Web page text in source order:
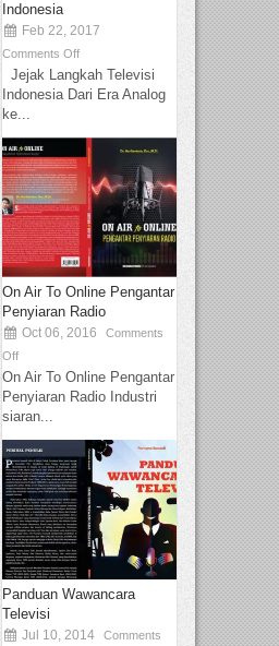
Indonesia
Feb 22, 2017
Comments Off
Jejak Langkah Televisi
Indonesia Dari Era Analog
ke...
On Air To Online Pengantar
Penyiaran Radio
Oct 06, 2016
Comments
Off
On Air To Online Pengantar
Penyiaran Radio Industri
siaran...
Panduan Wawancara
Televisi
Jul 10, 2014
Comments